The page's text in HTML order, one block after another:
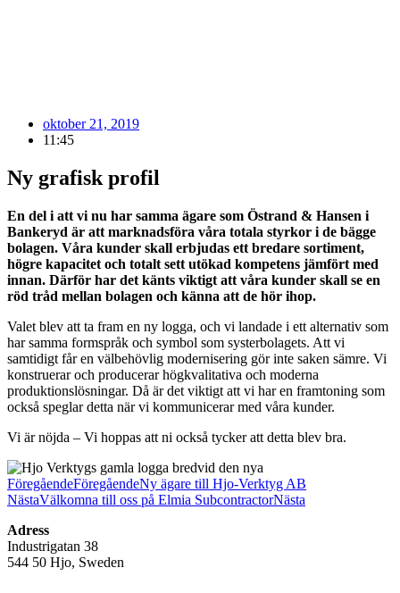
oktober 21, 2019
11:45
Ny grafisk profil
En del i att vi nu har samma ägare som Östrand & Hansen i
Bankeryd är att marknadsföra våra totala styrkor i de bägge
bolagen. Våra kunder skall erbjudas ett bredare sortiment,
högre kapacitet och totalt sett utökad kompetens jämfört med
innan. Därför har det känts viktigt att våra kunder skall se en
röd tråd mellan bolagen och känna att de hör ihop.
Valet blev att ta fram en ny logga, och vi landade i ett alternativ som
har samma formspråk och symbol som systerbolagets. Att vi
samtidigt får en välbehövlig modernisering gör inte saken sämre. Vi
konstruerar och producerar högkvalitativa och moderna
produktionslösningar. Då är det viktigt att vi har en framtoning som
också speglar detta när vi kommunicerar med våra kunder.
Vi är nöjda – Vi hoppas att ni också tycker att detta blev bra.
FöregåendeFöregåendeNy ägare till Hjo-Verktyg AB
NästaVälkomna till oss på Elmia SubcontractorNästa
Adress
Industrigatan 38
544 50 Hjo, Sweden